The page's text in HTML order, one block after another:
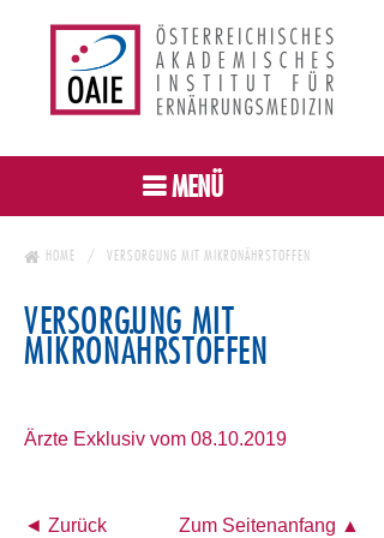
MENÜ
HOME VERSORGUNG MIT MIKRONÄHRSTOFFEN
VERSORGUNG MIT
MIKRONÄHRSTOFFEN
Ärzte Exklusiv vom 08.10.2019
◄ Zurück Zum Seitenanfang ▲